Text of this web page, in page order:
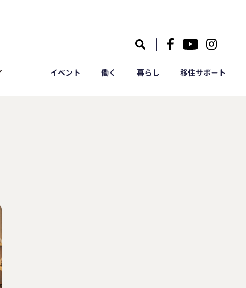
イベント 働く 暮らし 移住サポート
｜